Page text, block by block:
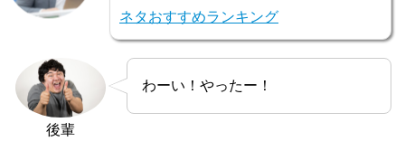
ネタおすすめランキング
後輩
わーい！やったー！